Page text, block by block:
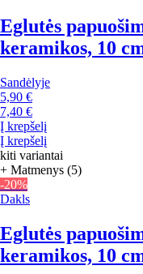
Eglutės
keramikos, 10
Sandėlyje
5,90 €
7,40 €
Į krepšelį
Į krepšelį
kiti variantai
+ Matmenys (5)
-20%
Dakls
Eglutės
keramikos, 10